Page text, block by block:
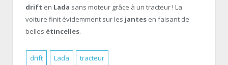
drift en Lada sans moteur grâce à un tracteur ! La
voiture finit évidemment sur les jantes en faisant de
belles étincelles.
drift Lada tracteur